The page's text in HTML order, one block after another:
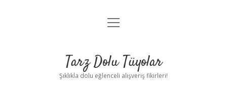
Anasayfa
Yasal Uyarı
menüyü
Tarz Dolu Tüyolar
Şıklıkla dolu eğlenceli alışveriş fikirleri!